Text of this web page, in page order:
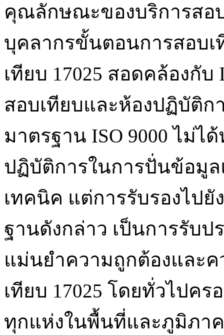
คุณลักษณะของบริการสอ
บุคลากรขั้นตอนการสอบเ
เทียบ 17025 สอดคล้องกั
สอบเทียบและห้องปฏิบัติก
มาตรฐาน ISO 9000 ไม่
ปฏิบัติการในการปั่นข้อมู
เทคนิค แต่การรับรองไปยั
ฐานดังกล่าว เป็นการรับ
แม่นยำความถูกต้องและ
เทียบ 17025 โดยทั่วไปค
ทุกแห่งในพื้นที่และภูมิภา